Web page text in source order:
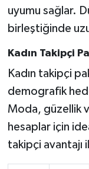
uyumu sağlar.
birleştiğinde
Kadın Takipçi
Kadın takipçi
demografik
Moda, güzellik
hesaplar için
takipçi avantajı